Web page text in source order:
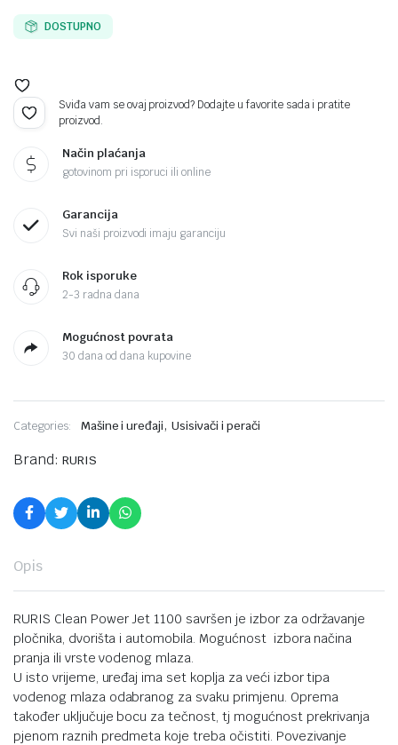
DOSTUPNO
Sviđa vam se ovaj proizvod? Dodajte u favorite sada i pratite
proizvod.
Način plaćanja
gotovinom pri isporuci ili online
Garancija
Svi naši proizvodi imaju garanciju
Rok isporuke
2-3 radna dana
Mogućnost povrata
30 dana od dana kupovine
Categories: Mašine i uređaji,Usisivači i perači
Brand: RURIS
Opis
RURIS Clean Power Jet 1100 savršen je izbor za održavanje
pločnika, dvorišta i automobila. Mogućnost izbora načina
pranja ili vrste vodenog mlaza.
U isto vrijeme, uređaj ima set koplja za veći izbor tipa
vodenog mlaza odabranog za svaku primjenu. Oprema
također uključuje bocu za tečnost, tj mogućnost prekrivanja
pjenom raznih predmeta koje treba očistiti. Povezivanje